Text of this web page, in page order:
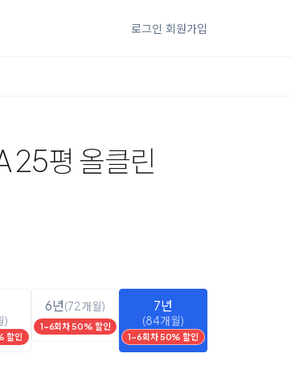
로그인 회원가입
25평 올클린
)
할인
6년(72개월)
1~6회차 50% 할인
7년
(84개월)
1~6회차 50% 할인